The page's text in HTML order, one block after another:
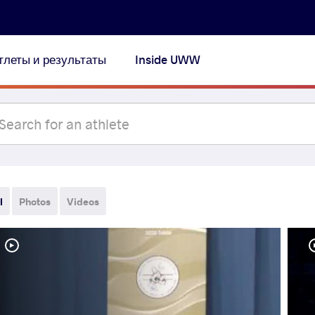
и результаты Inside UWW
Photos Videos